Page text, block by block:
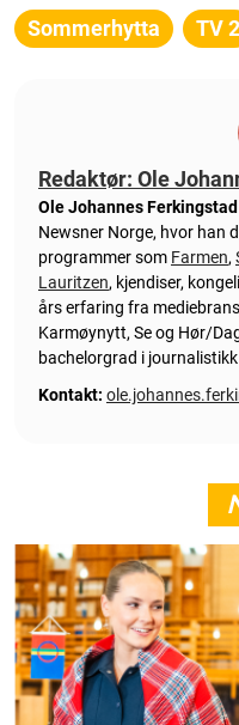
Sommerhytta TV 2
Redaktør: Ole
Ole Johannes Ferkingstad
Newsner Norge, hvor han
programmer som Farmen,
Lauritzen, kjendiser,
års erfaring fra
Karmøynytt, Se og Hør/
bachelorgrad i
Kontakt: